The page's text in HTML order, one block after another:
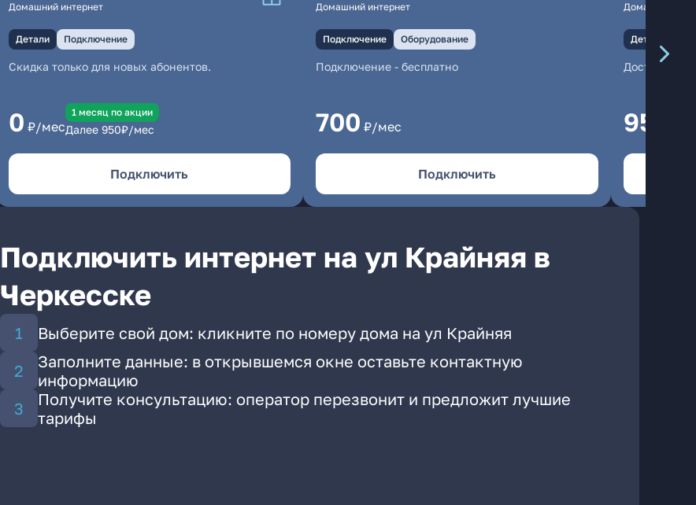
Домашний интернет
Детали Подключение
Скидка только для новых абонентов.
0 ₽/мес
1 месяц по акции
Далее 950₽/мес
Подключить
Домашний интернет
Подключение Оборудование
Подключение - бесплатно
700 ₽/мес
Подключить
Домашний
Детали
Доступны
950
Подключить интернет на ул Крайняя в
Черкесске
Выберите свой дом: кликните по номеру дома на ул Крайняя
Заполните данные: в открывшемся окне оставьте контактную
информацию
Получите консультацию: оператор перезвонит и предложит лучшие
тарифы